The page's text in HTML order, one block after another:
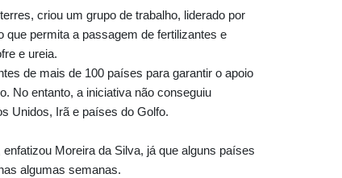
criou um grupo de trabalho, liderado por
permita a passagem de fertilizantes e
e ureia.
de mais de 100 países para garantir o apoio
No entanto, a iniciativa não conseguiu
Unidos, Irã e países do Golfo.
Moreira da Silva, já que alguns países
algumas semanas.